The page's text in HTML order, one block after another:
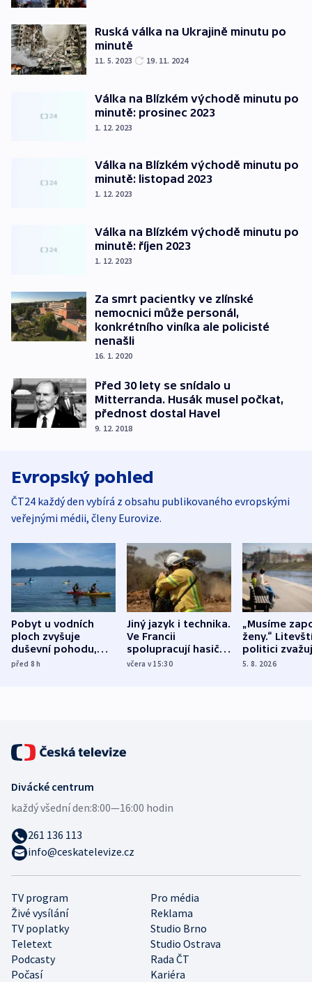
Ruská válka na Ukrajině minutu po
minutě
11. 5. 2023 19. 11. 2024
Válka na Blízkém východě minutu po
minutě: prosinec 2023
1. 12. 2023
Válka na Blízkém východě minutu po
minutě: listopad 2023
1. 12. 2023
Válka na Blízkém východě minutu po
minutě: říjen 2023
1. 12. 2023
Za smrt pacientky ve zlínské
nemocnici může personál,
konkrétního viníka ale policisté
nenašli
16. 1. 2020
Před 30 lety se snídalo u
Mitterranda. Husák musel počkat,
přednost dostal Havel
9. 12. 2018
Evropský pohled
ČT24 každý den vybírá z obsahu publikovaného evropskými
veřejnými médii, členy Eurovize.
Pobyt u vodních
ploch zvyšuje
duševní pohodu,
ukázala
před 8h
Jiný jazyk i technika.
Ve Francii
spolupracují hasiči z
různých zemí
včera v 15:30
„Musíme
ženy.“
politici
dohodu o
5. 8. 2026
TV program
Pro média
Živé vysílání
Reklama
TV poplatky
Studio Brno
Teletext
Studio Ostrava
Podcasty
Rada ČT
Počasí
Kariéra
Divácké centrum
každý všední den:8:00—16:00 hodin
261 136 113
info@ceskatelevize.cz